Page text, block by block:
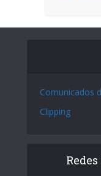
Comunicados
Clipping